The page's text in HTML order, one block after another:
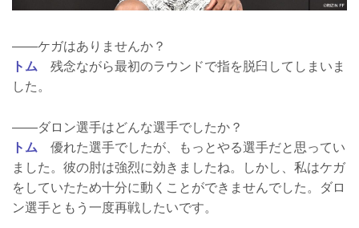
――ケガはありませんか？
トム 残念ながら最初のラウンドで指を脱臼してしまいま
した。
――ダロン選手はどんな選手でしたか？
トム 優れた選手でしたが、もっとやる選手だと思ってい
ました。彼の肘は強烈に効きましたね。しかし、私はケガ
をしていたため十分に動くことができませんでした。ダロ
ン選手ともう一度再戦したいです。